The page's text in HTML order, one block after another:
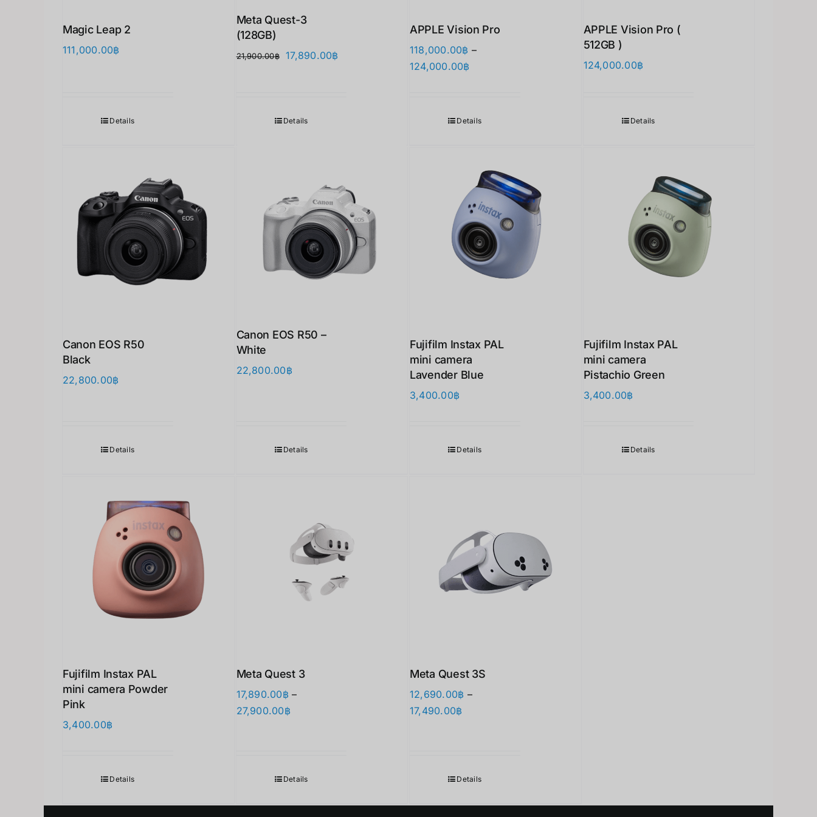
Magic Leap 2
111,000.00฿
Details
Meta Quest-3
(128GB)
21,900.00฿
原
17,890.00฿
Details
APPLE Vision Pro
118,000.00฿ –
124,000.00฿
Details
APPLE Vision Pro (
512GB )
124,000.00฿
Details
Canon EOS R50
Black
22,800.00฿
Details
Canon EOS R50 –
White
22,800.00฿
Details
Fujifilm Instax PAL
mini camera
Lavender Blue
3,400.00฿
Details
Fujifilm Instax PAL
mini camera
Pistachio Green
3,400.00฿
Details
Fujifilm Instax PAL
mini camera Powder
Pink
3,400.00฿
Details
Meta Quest 3
17,890.00฿ –
27,900.00฿价
17,890.00฿
27,900.00฿
Details
Meta Quest 3S
12,690.00฿ –
17,490.00฿
12,690.00฿
17,490.00฿
Details